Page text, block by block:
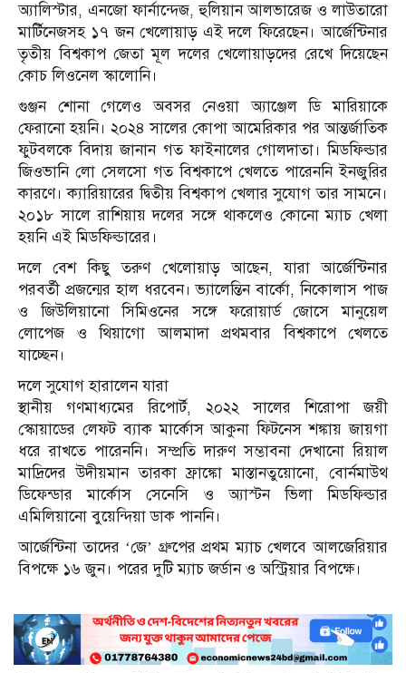
অ্যালিস্টার, এনজো ফার্নান্দেজ, হুলিয়ান আলভারেজ ও লাউতারো
মার্টিনেজসহ ১৭ জন খেলোয়াড় এই দলে ফিরেছেন। আর্জেন্টিনার
তৃতীয় বিশ্বকাপ জেতা মূল দলের খেলোয়াড়দের রেখে দিয়েছেন
কোচ লিওনেল স্কালোনি।
গুঞ্জন শোনা গেলেও অবসর নেওয়া অ্যাঞ্জেল ডি মারিয়াকে
ফেরানো হয়নি। ২০২৪ সালের কোপা আমেরিকার পর আন্তর্জাতিক
ফুটবলকে বিদায় জানান গত ফাইনালের গোলদাতা। মিডফিল্ডার
জিওভানি লো সেলসো গত বিশ্বকাপে খেলতে পারেননি ইনজুরির
কারণে। ক্যারিয়ারের দ্বিতীয় বিশ্বকাপ খেলার সুযোগ তার সামনে।
২০১৮ সালে রাশিয়ায় দলের সঙ্গে থাকলেও কোনো ম্যাচ খেলা
হয়নি এই মিডফিল্ডারের।
দলে বেশ কিছু তরুণ খেলোয়াড় আছেন, যারা আর্জেন্টিনার
পরবর্তী প্রজন্মের হাল ধরবেন। ভ্যালেন্তিন বার্কো, নিকোলাস পাজ
ও জিউলিয়ানো সিমিওনের সঙ্গে ফরোয়ার্ড জোসে মানুয়েল
লোপেজ ও থিয়াগো আলমাদা প্রথমবার বিশ্বকাপে খেলতে
যাচ্ছেন।
দলে সুযোগ হারালেন যারা
স্থানীয় গণমাধ্যমের রিপোর্ট, ২০২২ সালের শিরোপা জয়ী
স্কোয়াডের লেফট ব্যাক মার্কোস আকুনা ফিটনেস শঙ্কায় জায়গা
ধরে রাখতে পারেননি। সম্প্রতি দারুণ সম্ভাবনা দেখানো রিয়াল
মাদ্রিদের উদীয়মান তারকা ফ্রাঙ্কো মাস্তানতুয়োনো, বোর্নমাউথ
ডিফেন্ডার মার্কোস সেনেসি ও অ্যাস্টন ভিলা মিডফিল্ডার
এমিলিয়ানো বুয়েন্দিয়া ডাক পাননি।
আর্জেন্টিনা তাদের ‘জে’ গ্রুপের প্রথম ম্যাচ খেলবে আলজেরিয়ার
বিপক্ষে ১৬ জুন। পরের দুটি ম্যাচ জর্ডান ও অস্ট্রিয়ার বিপক্ষে।